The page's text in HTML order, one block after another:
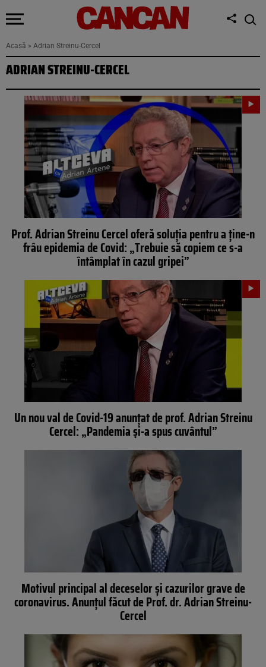
Acasă » Adrian Streinu-Cercel
ADRIAN STREINU-CERCEL
Prof. Adrian Streinu Cercel oferă soluția pentru a ține-n
frâu epidemia de Covid: „Trebuie să copiem ce s-a
întâmplat în cazul gripei”
Un nou val de Covid-19 anunțat de prof. Adrian Streinu
Cercel: „Pandemia și-a spus cuvântul”
Motivul principal al deceselor și cazurilor grave de
coronavirus. Anunțul făcut de Prof. dr. Adrian Streinu-
Cercel